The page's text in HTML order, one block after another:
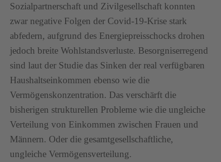
Sozialpartnerschaft und Zivilgesellschaft konnten
zwar negative Folgen der Covid-19-Krise stark
abfedern, aufgrund des Energiepreisschocks drohen
jedoch breite Wohlstandsverluste. Besorgniserregend
sind laut der Studie das Sinken der real verfügbaren
Haushaltseinkommen ebenso wie die
Vermögenskonzentration. Das verschärft die
bisherigen strukturellen Probleme wie die ungleiche
Verteilung von Einkommen zwischen Frauen und
Männern. Oder die gesamtgesellschaftliche,
ungleiche Vermögensverteilung.